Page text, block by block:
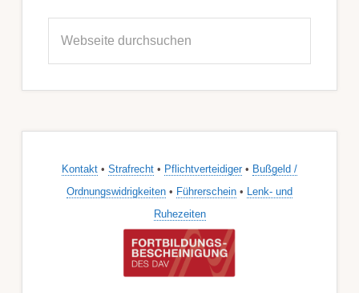
Kontakt • Strafrecht • Pflichtverteidiger • Bußgeld /
Ordnungswidrigkeiten • Führerschein • Lenk- und
Ruhezeiten